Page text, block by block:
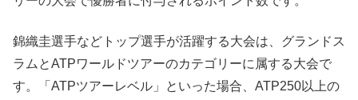
錦織圭選手などトップ選手が活躍する大会は、グランドス
ラムとATPワールドツアーのカテゴリーに属する大会で
す。「ATPツアーレベル」といった場合、ATP250以上の